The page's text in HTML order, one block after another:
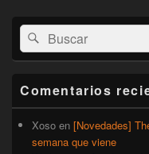
área
de
widget
lateral
primaria
Buscar
por:
Buscar
Comentarios
Xoso en [Novedades]
semana que viene